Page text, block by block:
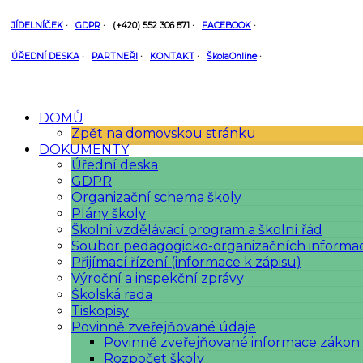
JÍDELNÍČEK · GDPR · (+420) 552 306 871 · FACEBOOK ·
ÚŘEDNÍ DESKA · PARTNEŘI · KONTAKT · ŠkolaOnline ·
DOMŮ
Zpět na domovskou stránku
DOKUMENTY
Úřední deska
GDPR
Organizační schema školy
Plány školy
Školní vzdělávací program a školní řád
Soubor pedagogicko-organizačních
Přijímací řízení (informace k zápisu)
Výroční a inspekční zprávy
Školská rada
Tiskopisy
Povinně zveřejňované údaje
Povinně zveřejňované informace zákon
Rozpočet školy